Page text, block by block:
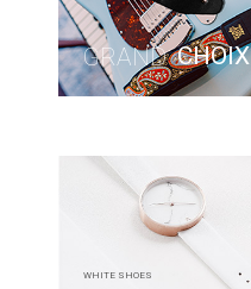
GRAND CHOIX
WHITE SHOES